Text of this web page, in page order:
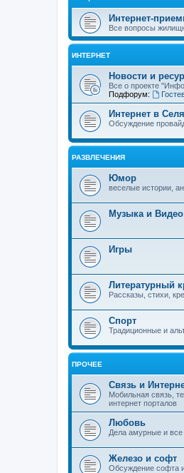
Интернет-
Все вопросы
ИНТЕРНЕТ
Новости и
Все о проекте
Подфорум:
Интернет в
Обсуждение
РАЗВЛЕЧЕНИЯ
Юмор
веселые истории,
Музыка и Видео
Игры
Литературный
Рассказы, стихи,
Спорт
Традиционные и
ПРОЧЕЕ
Связь и
Мобильная связь,
интернет порталов
Любовь
Дела амурные и все
Железо и софт
Обсуждение софта